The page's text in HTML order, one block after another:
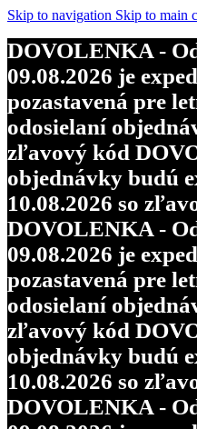
Skip to navigation Skip to main
10.08.2026 so
DOVOLENKA -
09.08.2026 je
pozastavená pre
odosielaní
zľavový kód
objednávky budú
10.08.2026 so
DOVOLENKA -
09.08.2026 je
pozastavená pre
odosielaní
zľavový kód
objednávky budú
10.08.2026 so
DOVOLENKA -
09.08.2026 je
pozastavená pre
odosielaní
zľavový kód
objednávky budú
10.08.2026 so
DOVOLENKA -
09.08.2026 je
pozastavená pre
odosielaní
zľavový kód
objednávky budú
10.08.2026 so
DOVOLENKA -